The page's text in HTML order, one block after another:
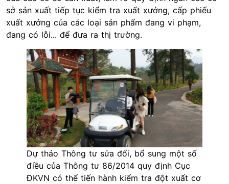
sở sản xuất tiếp tục kiểm tra xuất xưởng, cấp phiếu
xuất xưởng của các loại sản phẩm đang vi phạm,
đang có lỗi... để đưa ra thị trường.
Dự thảo Thông tư sửa đổi, bổ sung một số
điều của Thông tư 86/2014 quy định Cục
ĐKVN có thể tiến hành kiểm tra đột xuất cơ